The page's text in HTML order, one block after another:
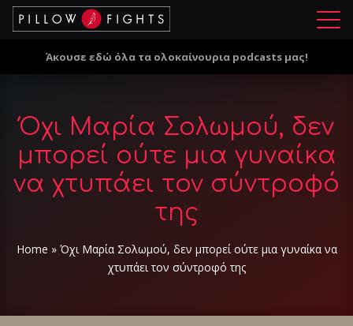
Μ
ο
Άκουσε εδώ όλα τα ολοκαίνουρια podcasts μας!
Όχι Μαρία Σολωμού, δεν
μπορεί ούτε μια γυναίκα
να χτυπάει τον σύντροφό
της
Home » Όχι Μαρία Σολωμού, δεν μπορεί ούτε μια γυναίκα να
χτυπάει τον σύντροφό της